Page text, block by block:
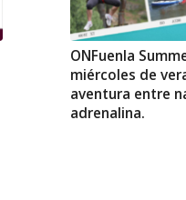
ONFuenla
miércoles de
aventura entre
adrenalina.